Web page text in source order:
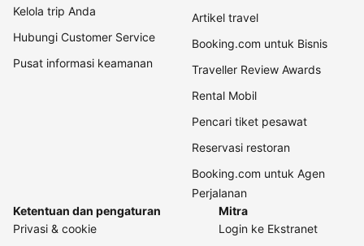
Kelola trip Anda
Hubungi Customer Service
Pusat informasi keamanan
Artikel travel
Booking.com untuk Bisnis
Traveller Review Awards
Rental Mobil
Pencari tiket pesawat
Reservasi restoran
Booking.com untuk Agen
Perjalanan
Ketentuan dan pengaturan
Privasi & cookie
Mitra
Login ke Ekstranet